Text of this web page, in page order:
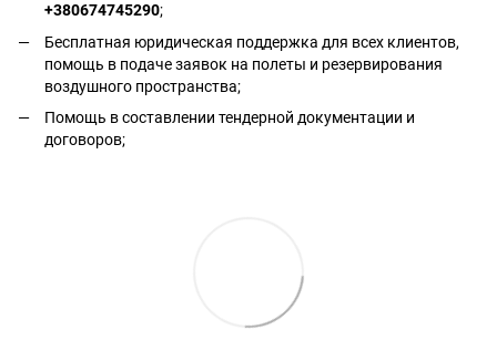
+380674745290;
Бесплатная юридическая поддержка для всех клиентов,
помощь в подаче заявок на полеты и резервирования
воздушного пространства;
Помощь в составлении тендерной документации и
договоров;